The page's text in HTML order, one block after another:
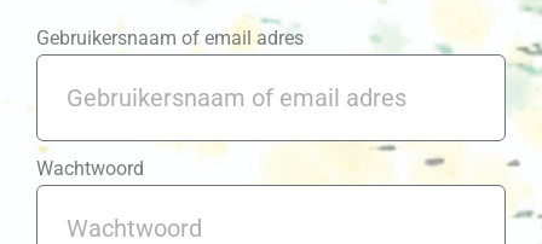
Gebruikersnaam of email adres
Wachtwoord